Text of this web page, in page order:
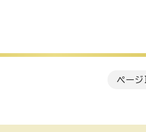
ペー